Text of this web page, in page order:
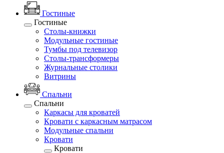
Гостиные
Гостиные
Столы-книжки
Модульные гостиные
Тумбы под телевизор
Столы-трансформеры
Журнальные столики
Витрины
Спальни
Спальни
Каркасы для кроватей
Кровати с каркасным матрасом
Модульные спальни
Кровати
Кровати